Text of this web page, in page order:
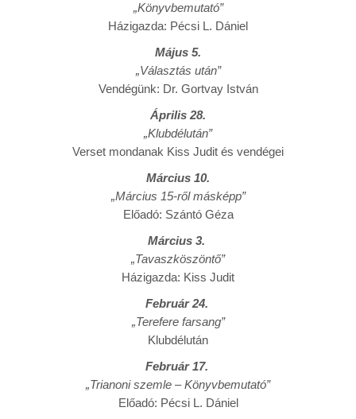
„Könyvbemutató”
Házigazda: Pécsi L. Dániel
Május 5.
„Választás után”
Vendégünk: Dr. Gortvay István
Április 28.
„Klubdélután”
Verset mondanak Kiss Judit és vendégei
Március 10.
„Március 15-ről másképp”
Előadó: Szántó Géza
Március 3.
„Tavaszköszöntő”
Házigazda: Kiss Judit
Február 24.
„Terefere farsang”
Klubdélután
Február 17.
„Trianoni szemle – Könyvbemutató”
Előadó: Pécsi L. Dániel